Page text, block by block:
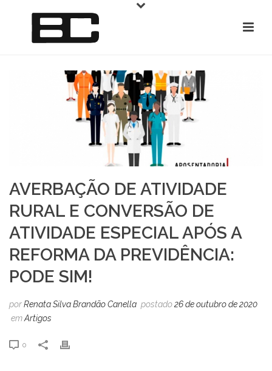
AVERBAÇÃO DE ATIVIDADE
RURAL E CONVERSÃO DE
ATIVIDADE ESPECIAL APÓS A
REFORMA DA PREVIDÊNCIA:
PODE SIM!
porRenata Silva Brandão Canella postado26 de outubro de 2020
emArtigos
0